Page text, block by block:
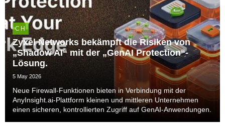
CH
Zyxel Networks bekämpft die Risiken von
„Shadow AI“ mit der „GenAI Protection“-
Lösung.
5 May 2026
Neue Firewall-Funktionen bieten in Verbindung mit der
AnyInsight.ai-Plattform kleinen und mittleren Unternehmen
einen sicheren, kontrollierten Zugriff auf GenAI-Anwendungen.